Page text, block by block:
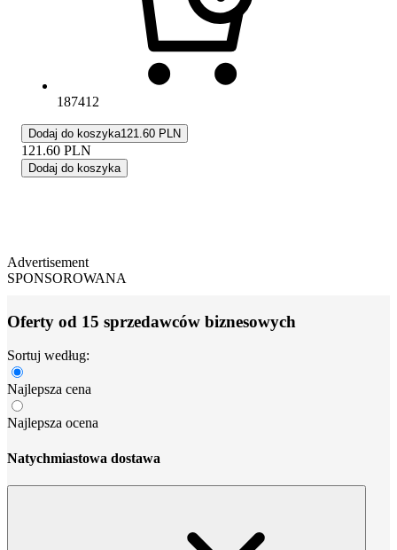
187412
Dodaj do koszyka121.60 PLN
121.60 PLN
Dodaj do koszyka
Advertisement
SPONSOROWANA
Oferty od 15 sprzedawców biznesowych
Sortuj według:
Najlepsza cena
Najlepsza ocena
Natychmiastowa dostawa